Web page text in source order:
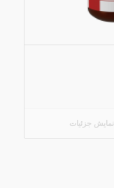
نمایش جزئیات